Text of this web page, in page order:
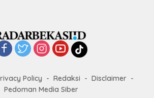
Policy Redaksi
Disclaimer
Pedoman Media Siber